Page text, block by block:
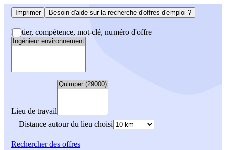
Imprimer Besoin d'aide sur la recherche d'offres d'emploi ?
Métier, compétence, mot-clé, numéro d'offre
Lieu de travail
Distance autour du lieu choisi
Rechercherdes offres